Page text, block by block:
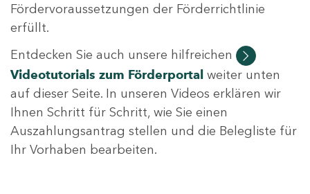
Fördervoraussetzungen der Förderrichtlinie
erfüllt.
Entdecken Sie auch unsere hilfreichen
Videotutorials zum Förderportal weiter unten
auf dieser Seite. In unseren Videos erklären wir
Ihnen Schritt für Schritt, wie Sie einen
Auszahlungsantrag stellen und die Belegliste für
Ihr Vorhaben bearbeiten.